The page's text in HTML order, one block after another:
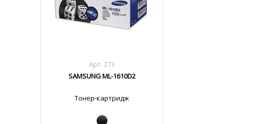
Арт. 273
SAMSUNG ML-1610D2
Тонер-картридж